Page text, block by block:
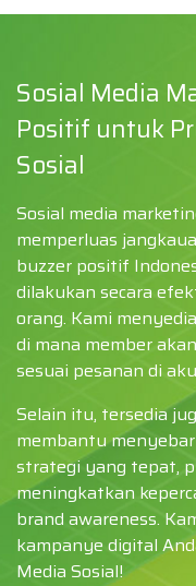
Sosial Media
Positif untuk
Sosial
Sosial media
memperluas
buzzer positif
dilakukan secara
orang. Kami
di mana member
sesuai pesanan di
Selain itu, tersedia
membantu
strategi yang tepat,
meningkatkan
brand awareness.
kampanye digital
Media Sosial!